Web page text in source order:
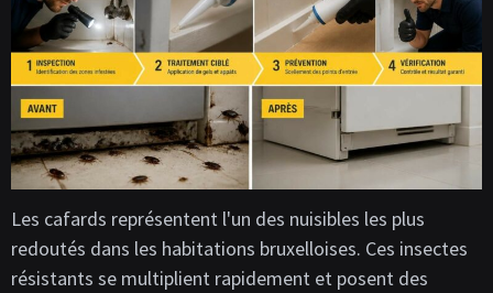
Les cafards représentent l'un des nuisibles les plus
redoutés dans les habitations bruxelloises. Ces insectes
résistants se multiplient rapidement et posent des